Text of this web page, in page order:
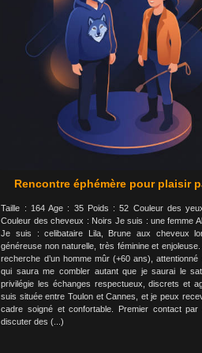
Rencontre éphémère pour plaisir
Taille : 164 Age : 35 Poids : 52 Couleur des
Couleur des cheveux : Noirs Je suis : une femme
Je suis : celibataire Lila, Brune aux cheveux
généreuse non naturelle, très féminine et
recherche d’un homme mûr (+60 ans), attentionné
qui saura me combler autant que je saurai le
privilégie les échanges respectueux, discrets et
suis située entre Toulon et Cannes, et je peux
cadre soigné et confortable. Premier contact par
discuter des (...)